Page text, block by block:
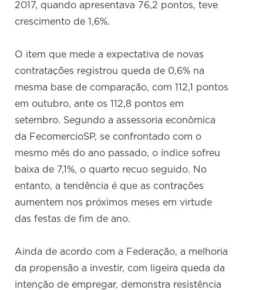
2017, quando apresentava 76,2 pontos, teve
crescimento de 1,6%.
O item que mede a expectativa de novas
contratações registrou queda de 0,6% na
mesma base de comparação, com 112,1 pontos
em outubro, ante os 112,8 pontos em
setembro. Segundo a assessoria econômica
da FecomercioSP, se confrontado com o
mesmo mês do ano passado, o índice sofreu
baixa de 7,1%, o quarto recuo seguido. No
entanto, a tendência é que as contrações
aumentem nos próximos meses em virtude
das festas de fim de ano.
Ainda de acordo com a Federação, a melhoria
da propensão a investir, com ligeira queda da
intenção de empregar, demonstra resistência